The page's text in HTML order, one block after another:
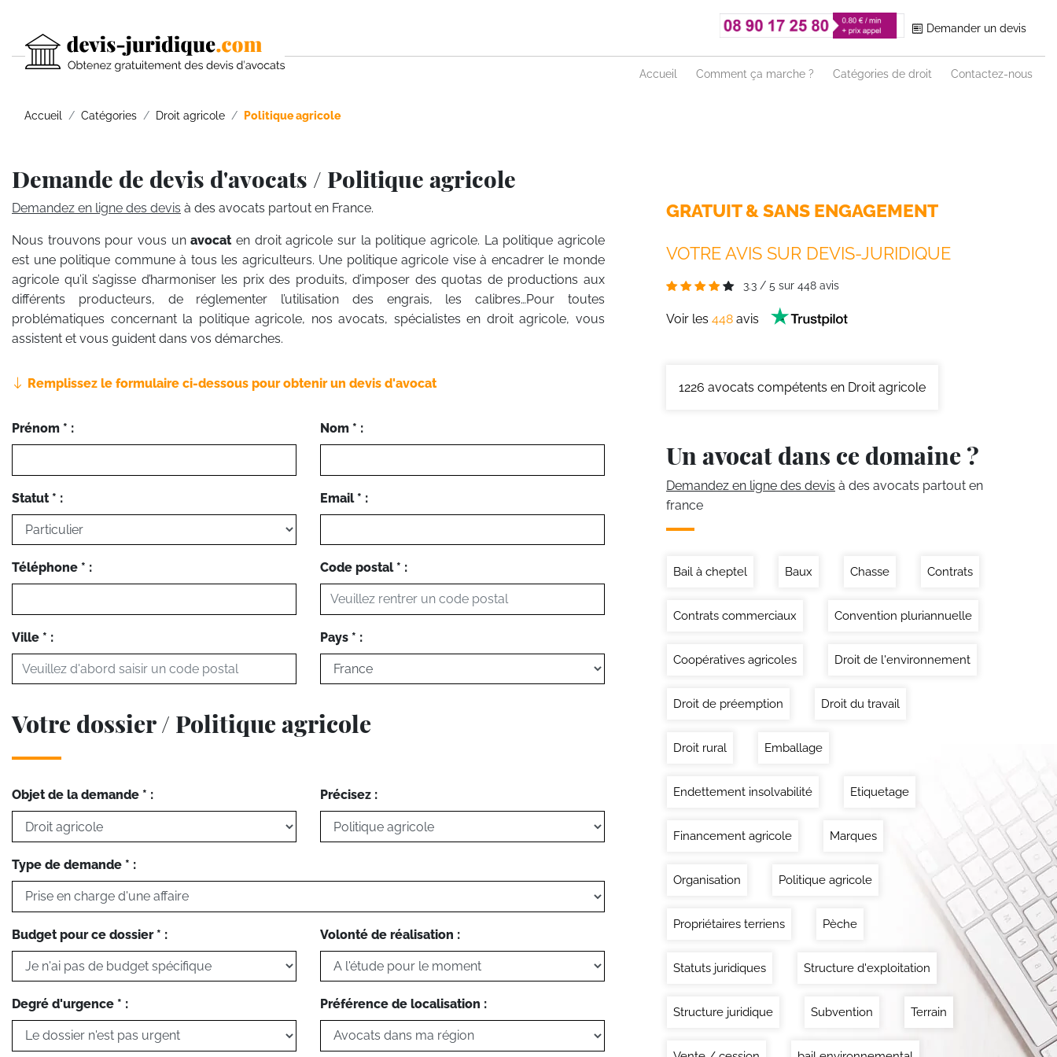
Demander un devis
Accueil Comment ça marche ? Catégories de droit Contactez-nous
Accueil Catégories Droit agricole Politique agricole
Demande de devis d'avocats / Politique agricole
Demandez en ligne des devis à des avocats partout en France.
Nous trouvons pour vous unavocaten droit agricole sur la politique agricole. La politique agricole
est une politique commune à tous les agriculteurs. Une politique agricole vise à encadrer le monde
agricole qu’il s’agisse d’harmoniser les prix des produits, d’imposer des quotas de productions aux
différents producteurs, de réglementer l’utilisation des engrais, les calibres…Pour toutes
problématiques concernant la politique agricole, nos avocats, spécialistes en droit agricole, vous
assistent et vous guident dans vos démarches.
Remplissez le formulaire ci-dessous pour obtenir un devis d'avocat
Prénom * : Nom * :
Statut * : Email * :
Téléphone * : Code postal * :
Ville * : Pays * :
Votre dossier / Politique agricole
Objet de la demande * : Précisez :
Type de demande * :
Budget pour ce dossier * : Volonté de réalisation :
Degré d'urgence * : Préférence de localisation :
GRATUIT & SANS ENGAGEMENT
VOTRE AVIS SUR DEVIS-JURIDIQUE
3.3 / 5 sur 448 avis
Voir les 448 avis
1226 avocats compétents en Droit agricole
Un avocat dans ce domaine ?
Demandez en ligne des devis à des avocats partout en
france
Bail à cheptel Baux Chasse Contrats
Contrats commerciaux Convention pluriannuelle
Coopératives agricoles Droit de l'environnement
Droit de préemption Droit du travail
Droit rural Emballage
Endettement insolvabilité Etiquetage
Financement agricole Marques
Organisation Politique agricole
Propriétaires terriens Pèche
Statuts juridiques Structure d'exploitation
Structure juridique Subvention Terrain